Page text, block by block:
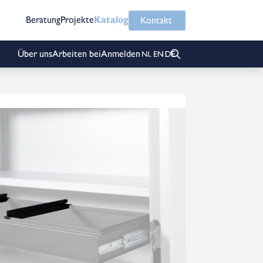
BeratungProjekteKatalog Kontakt
Über unsArbeiten beiAnmelden